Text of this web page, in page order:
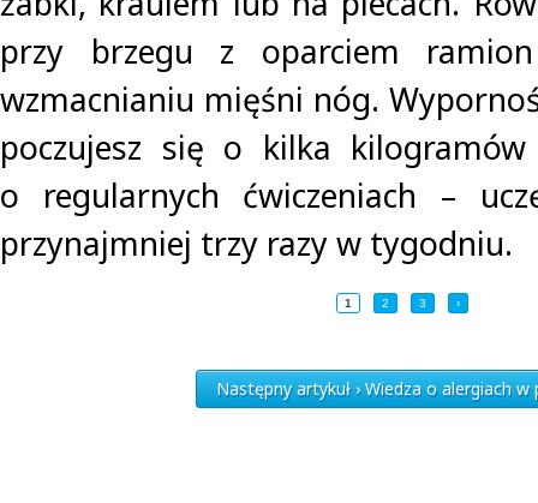
przy brzegu z oparciem
wzmacnianiu mięśni nóg.
poczujesz się o kilka
o regularnych ćwiczeniach –
przynajmniej trzy razy w tygodniu.
1 2 3 ›
Następny artykuł › Wiedza o alergiach w